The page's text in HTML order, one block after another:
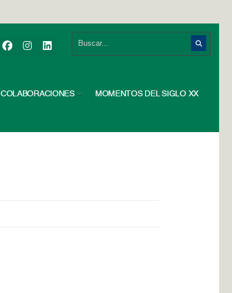
COLABORACIONES MOMENTOS DEL SIGLO XX